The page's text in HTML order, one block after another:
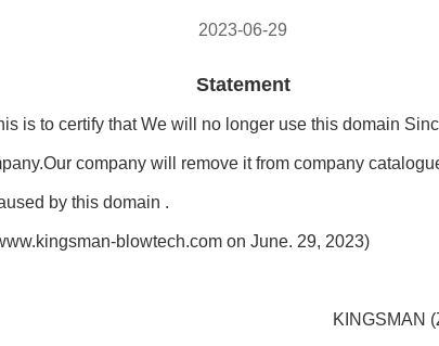
2023-06-29
Statement
is to certify that We will no longer use this domain
company will remove it from company
by this domain .
blowtech.com on June. 29, 2023)
KINGSMAN